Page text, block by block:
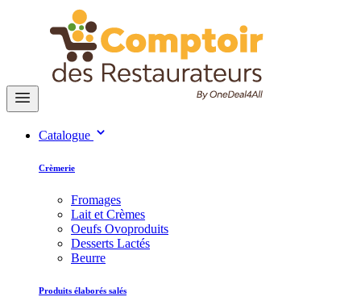
Catalogue
Crèmerie
Fromages
Lait et Crèmes
Oeufs Ovoproduits
Desserts Lactés
Beurre
Produits élaborés salés